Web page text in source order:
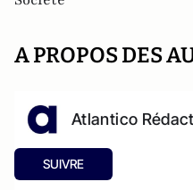
A PROPOS DES
Atlantico
SUIVRE